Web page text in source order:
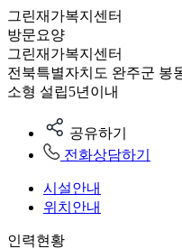
그린재가복지센터
방문요양
그린재가복지센터
전북특별자치도 완주군 봉
소형 설립5년이내
공유하기
전화상담하기
시설안내
위치안내
인력현황